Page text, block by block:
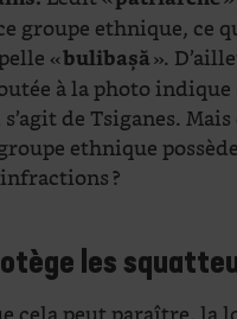
groupe ethnique, ce
«bulibașă».
à la photo indique
de Tsiganes.
ethnique
?
les